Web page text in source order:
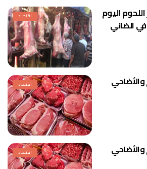
اقتصاد
اليوم
في الضاني
اقتصاد
والأضاحي
اقتصاد
والأضاحي